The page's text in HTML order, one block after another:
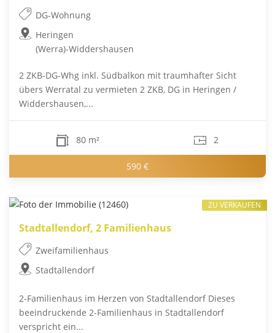
DG-Wohnung
Heringen
(Werra)-Widdershausen
2 ZKB-DG-Whg inkl. Südbalkon mit traumhafter Sicht
übers Werratal zu vermieten 2 ZKB, DG in Heringen /
Widdershausen,...
80 m² 2
590 €
Stadtallendorf, 2 Familienhaus
Zweifamilienhaus
Stadtallendorf
2-Familienhaus im Herzen von Stadtallendorf Dieses
beeindruckende 2-Familienhaus in Stadtallendorf
verspricht ein...
ZU VERKAUFEN